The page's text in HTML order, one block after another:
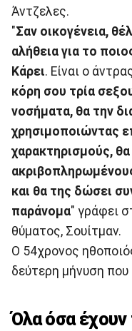
Άντζελες.
"Σαν οικογένεια,
αλήθεια για το
Κάρει. Είναι ο
κόρη σου τρία
νοσήματα, θα την
χρησιμοποιώντας
χαρακτηρισμούς,
και θα της δώσει
παράνομα" γράφει
θύματος, Σουίτμαν.
Ο 54χρονος
δεύτερη μήνυση που
Όλα όσα έχουν